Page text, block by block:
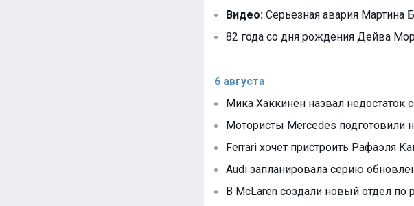
Видео: Серьезная авария Мартина
82 года со дня рождения Дейва
6 августа
Мика Хаккинен назвал
Мотористы Mercedes подготовили
Ferrari хочет пристроить Рафаэля
Audi запланировала серию
В McLaren создали новый отдел по